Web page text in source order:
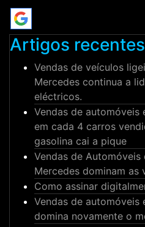
Artigos recentes
Vendas de veículos
Mercedes continua a
eléctricos.
Vendas de automóveis
em cada 4 carros
gasolina cai a pique
Vendas de Automóveis
Mercedes dominam as
Como assinar
Vendas de automóveis
domina novamente o